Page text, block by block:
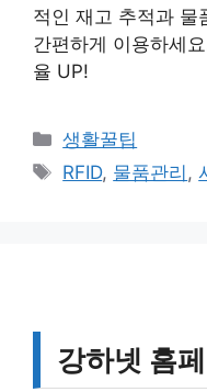
적인 재고 추적과 물
간편하게 이용하세
율 UP!
카
테
생활꿀팁
태
RFID, 물품관리 ,
강하넷 홈